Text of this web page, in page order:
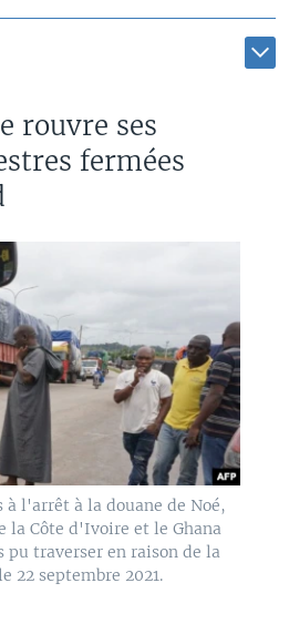
rouvre ses
fermées
à l'arrêt à la douane de Noé,
Côte d'Ivoire et le Ghana
pu traverser en raison de la
22 septembre 2021.